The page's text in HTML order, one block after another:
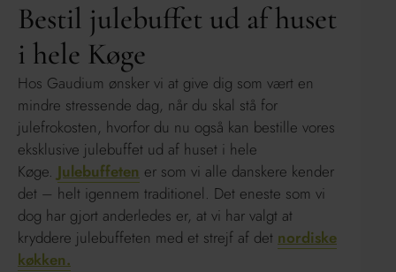
Bestil julebuffet ud af huset
i hele Køge
Hos Gaudium ønsker vi at give dig som vært en
mindre stressende dag, når du skal stå for
julefrokosten, hvorfor du nu også kan bestille vores
eksklusive julebuffet ud af huset i hele
Køge. Julebuffeten er som vi alle danskere kender
det – helt igennem traditionel. Det eneste som vi
dog har gjort anderledes er, at vi har valgt at
kryddere julebuffeten med et strejf af det nordiske
køkken.